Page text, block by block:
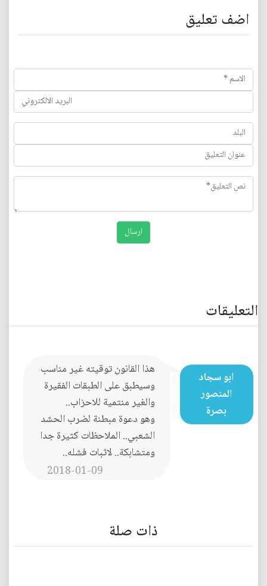
اضف تعليق
التعليقات
ابو سجاد
المنصور
بصرة
هذا القانون توقيته غير مناسب
وسيطبق على الطبقات الفقيرة
والغير منتمية للاحزاب..
وهو دعوة مبطنة لضرب الحشد
الشعبي.. الملاحظات كثيرة جدا
ومتشابكة.. لاثبات فشله..
2018-01-09
ذات صلة